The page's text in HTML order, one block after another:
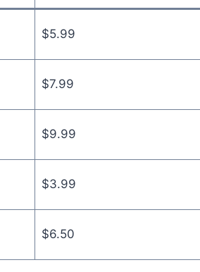
$5.99
$7.99
$9.99
$3.99
$6.50